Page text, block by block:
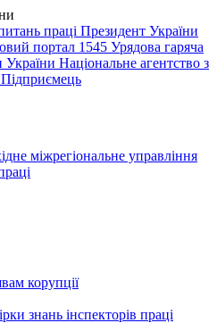
праці Президент України
портал 1545 Урядова гаряча
України Національне агентство з
Підприємець
міжрегіональне управління
корупції
знань інспекторів праці